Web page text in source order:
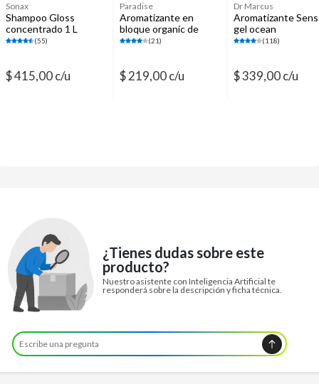
Sonax
Shampoo Gloss
concentrado 1 L
(55)
$ 415,00 c/u
Paradise
Aromatizante en
bloque organic de
black ice
(21)
$ 219,00 c/u
Dr Marcus
Aromatizante
gel ocean
(118)
$ 339,00 c/u
¿Tienes dudas sobre este
producto?
Nuestro asistente con Inteligencia Artificial te
responderá sobre la descripción y ficha técnica.